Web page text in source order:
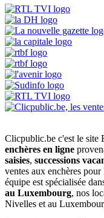
Clicpublic.be c'est le site
enchères en ligne
saisies, successions
ventes aux enchères pour
équipe est spécialisée
au Luxembourg, nos
Nivelles et au